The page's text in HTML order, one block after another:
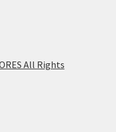
All Rights